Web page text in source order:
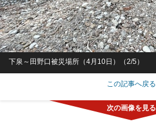
下泉～田野口被災場所（4月10日）（2/5）
この記事へ戻る